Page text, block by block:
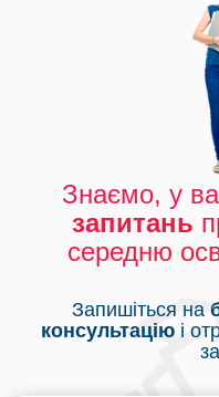
Знаємо, у
запитань
середню
Запишіться на
консультаціюі